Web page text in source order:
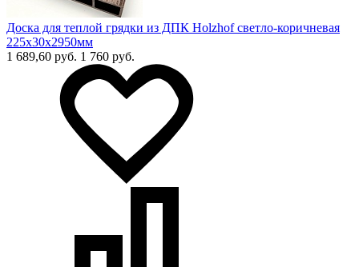
Доска для теплой грядки из ДПК Holzhof светло-коричневая
225х30х2950мм
1 689,60 руб. 1 760 руб.